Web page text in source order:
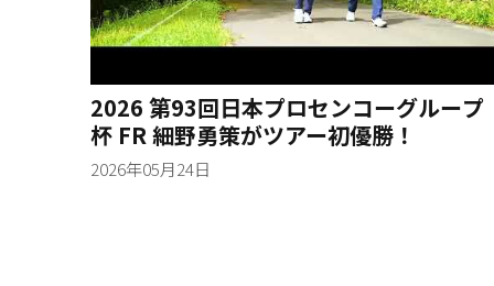
2026 第93回日本プロセンコーグループ
杯 FR 細野勇策がツアー初優勝！
2026年05月24日